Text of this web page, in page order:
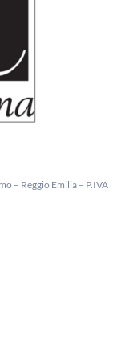
– Reggio Emilia – P.IVA